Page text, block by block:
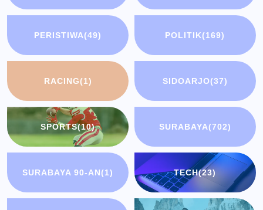
PERISTIWA(49) POLITIK(169)
RACING(1) SIDOARJO(37)
SPORTS(10) SURABAYA(702)
SURABAYA 90-AN(1) TECH(23)